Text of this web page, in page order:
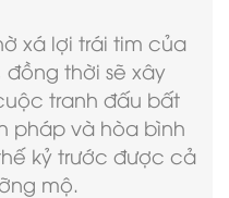
xá lợi trái tim của
thời sẽ xây
tranh đấu bất
pháp và hòa bình
kỷ trước được cả
mộ.